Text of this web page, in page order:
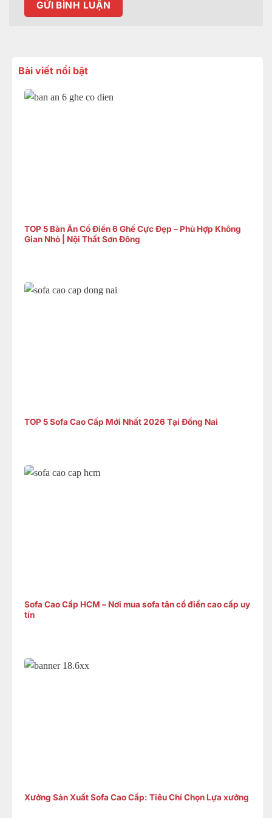
Bài viết nổi bật
TOP 5 Bàn Ăn Cổ Điển 6 Ghế Cực Đẹp – Phù Hợp Không
Gian Nhỏ | Nội Thất Sơn Đông
TOP 5 Sofa Cao Cấp Mới Nhất 2026 Tại Đồng Nai
Sofa Cao Cấp HCM – Nơi mua sofa tân cổ điển cao cấp uy
tín
Xưởng Sản Xuất Sofa Cao Cấp: Tiêu Chí Chọn Lựa xưởng